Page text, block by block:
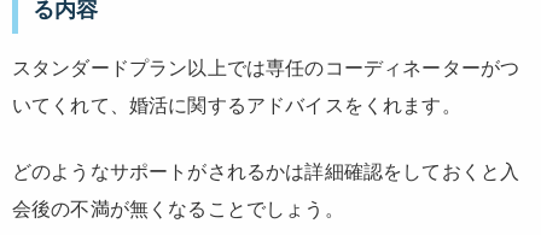
る内容
スタンダードプラン以上では専任のコーディネーターがつ
いてくれて、婚活に関するアドバイスをくれます。
どのようなサポートがされるかは詳細確認をしておくと入
会後の不満が無くなることでしょう。